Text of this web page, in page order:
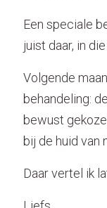
Een speciale
juist daar, in
Volgende
behandeling:
bewust
bij de huid van
Daar vertel ik